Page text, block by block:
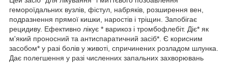
гемороїдальних вузлів, фістул, набряків, розширення вен,
подразнення прямої кишки, наростів і тріщин. Запобігає
рецидиву. Ефективно лікує * варикоз і тромбофлебіт. Діє* як
м'який проносний та антиспаратичний засіб*. Є корисним
засобом* у разі болів у животі, спричинених розладом шлунка.
Дає полегшення у разі численних запальних захворювань